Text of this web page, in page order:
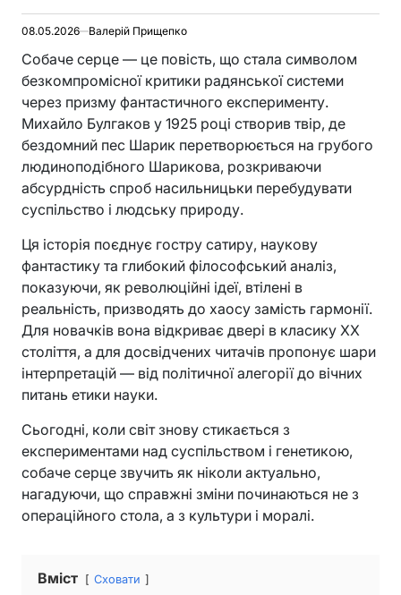
08.05.2026 Валерій Прищепко
Собаче серце — це повість, що стала символом
безкомпромісної критики радянської системи
через призму фантастичного експерименту.
Михайло Булгаков у 1925 році створив твір, де
бездомний пес Шарик перетворюється на грубого
людиноподібного Шарикова, розкриваючи
абсурдність спроб насильницьки перебудувати
суспільство і людську природу.
Ця історія поєднує гостру сатиру, наукову
фантастику та глибокий філософський аналіз,
показуючи, як революційні ідеї, втілені в
реальність, призводять до хаосу замість гармонії.
Для новачків вона відкриває двері в класику XX
століття, а для досвідчених читачів пропонує шари
інтерпретацій — від політичної алегорії до вічних
питань етики науки.
Сьогодні, коли світ знову стикається з
експериментами над суспільством і генетикою,
собаче серце звучить як ніколи актуально,
нагадуючи, що справжні зміни починаються не з
операційного стола, а з культури і моралі.
Вміст Сховати